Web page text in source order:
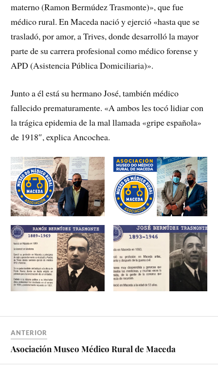
materno (Ramon Bermúdez Trasmonte)», que fue
médico rural. En Maceda nació y ejerció «hasta que se
trasladó, por amor, a Trives, donde desarrolló la mayor
parte de su carrera profesional como médico forense y
APD (Asistencia Pública Domiciliaria)».
Junto a él está su hermano José, también médico
fallecido prematuramente. «A ambos les tocó lidiar con
la trágica epidemia de la mal llamada «gripe española»
de 1918″, explica Ancochea.
ANTERIOR
Asociación Museo Médico Rural de Maceda